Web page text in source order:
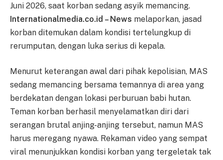
Juni 2026, saat korban sedang asyik memancing.
Internationalmedia.co.id – News melaporkan, jasad
korban ditemukan dalam kondisi tertelungkup di
rerumputan, dengan luka serius di kepala.
Menurut keterangan awal dari pihak kepolisian, MAS
sedang memancing bersama temannya di area yang
berdekatan dengan lokasi perburuan babi hutan.
Teman korban berhasil menyelamatkan diri dari
serangan brutal anjing-anjing tersebut, namun MAS
harus meregang nyawa. Rekaman video yang sempat
viral menunjukkan kondisi korban yang tergeletak tak